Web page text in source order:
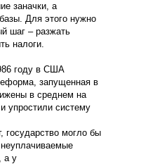
заначки, а
Для этого нужно
шаг – разжать
налоги.
году в США
запущенная в
в среднем на
упростили систему
государство могло бы
а у